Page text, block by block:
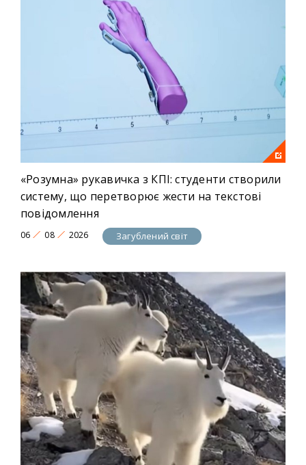
«Розумна» рукавичка з КПІ: студенти створили
систему, що перетворює жести на текстові
повідомлення
06 08 2026 Загублений світ